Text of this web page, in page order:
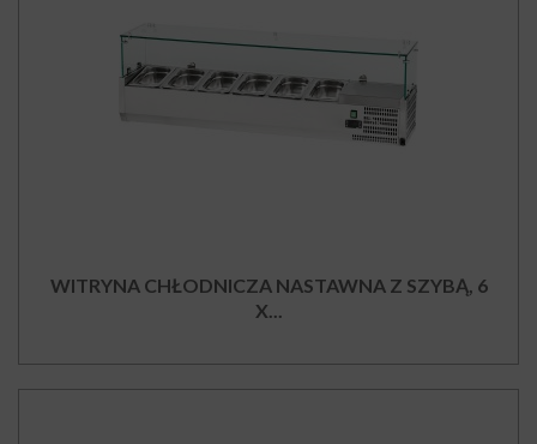
WITRYNA CHŁODNICZA NASTAWNA Z SZYBĄ, 6
X...